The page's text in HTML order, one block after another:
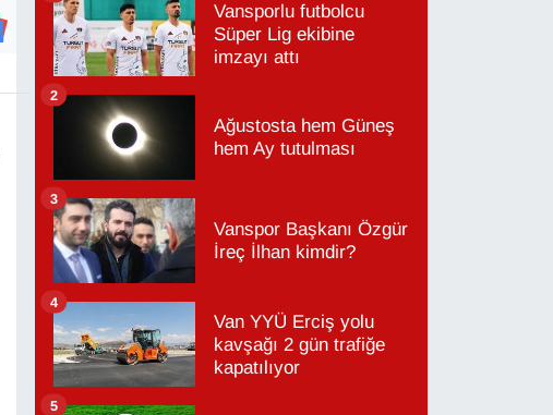
Vansporlu futbolcu
Süper Lig ekibine
imzayı attı
Ağustosta hem Güneş
hem Ay tutulması
2
Vanspor Başkanı Özgür
İreç İlhan kimdir?
3
Van YYÜ Erciş yolu
kavşağı 2 gün trafiğe
kapatılıyor
4
5